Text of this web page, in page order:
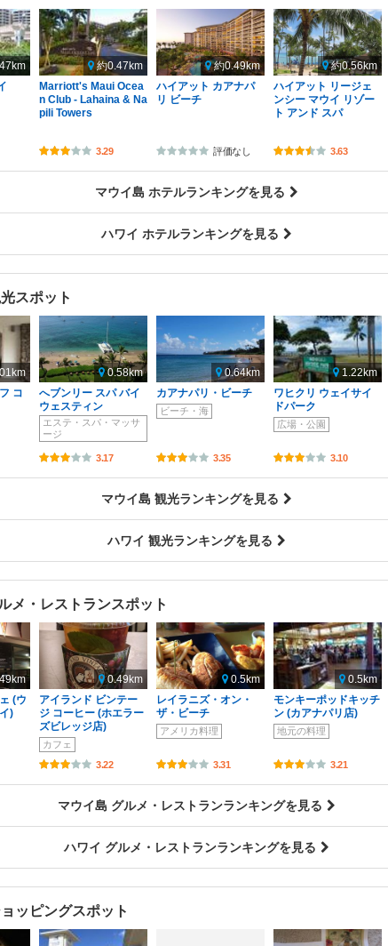
約0.47km
Marriott's Maui Ocea
n Club - Lahaina & Na
pili Towers
3.29
約0.49km
ハイアット カアナパ
リ ビーチ
評価なし
約0.56km
ハイアット リージェ
ンシー マウイ リゾー
ト アンド スパ
3.63
マウイ島 ホテルランキングを見る
ハワイ ホテルランキングを見る
スポット
コ
0.58km
へブンリー スパ バイ
ウェスティン
エステ・スパ・マッサ
ージ
3.17
0.64km
カアナパリ・ビーチ
ビーチ・海
3.35
1.22km
ワヒクリ ウェイサイ
ドパーク
広場・公園
3.10
マウイ島 観光ランキングを見る
ハワイ 観光ランキングを見る
メ・レストランスポット
(ウ
)
0.49km
アイランド ビンテー
ジ コーヒー (ホエラー
ズビレッジ店)
カフェ
3.22
0.5km
レイラニズ・オン・
ザ・ビーチ
アメリカ料理
3.31
0.5km
モンキーポッドキッチ
ン (カアナパリ店)
地元の料理
3.21
マウイ島 グルメ・レストランランキングを見る
ハワイ グルメ・レストランランキングを見る
ッピングスポット